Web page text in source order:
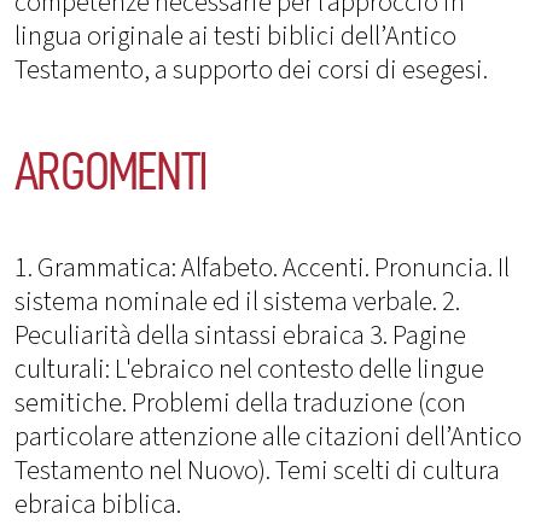
lingua originale ai testi biblici dell’Antico
Testamento, a supporto dei corsi di esegesi.
ARGOMENTI
1. Grammatica: Alfabeto. Accenti. Pronuncia. Il
sistema nominale ed il sistema verbale. 2.
Peculiarità della sintassi ebraica 3. Pagine
culturali: L'ebraico nel contesto delle lingue
semitiche. Problemi della traduzione (con
particolare attenzione alle citazioni dell’Antico
Testamento nel Nuovo). Temi scelti di cultura
ebraica biblica.